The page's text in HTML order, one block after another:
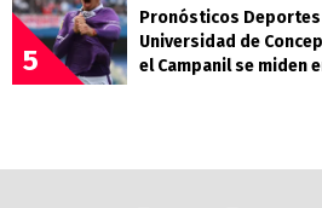
5
Pronósticos Deportes
Universidad de
el Campanil se miden